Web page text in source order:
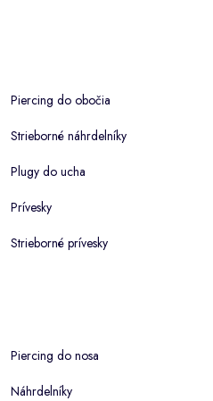
Piercing do obočia
Strieborné náhrdelníky
Plugy do ucha
Prívesky
Strieborné prívesky
Piercing do nosa
Náhrdelníky